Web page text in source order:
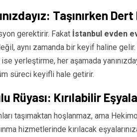
Taşınırken
gerektirir. Fakat İstanbul evden
aynı zamanda bir keyif haline
ise yerleştirme, her aşamada
süreci keyifli hale getirir.
Rüyası: Kırılabilir
taşımaktan hoşlanmaz, ama
hizmetlerinde kırılacak